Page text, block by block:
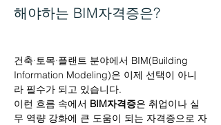
해야하는 BIM자격증은?
건축·토목·플랜트 분야에서 BIM(Building
Information Modeling)은 이제 선택이 아니
라 필수가 되고 있습니다.
이런 흐름 속에서 BIM자격증은 취업이나 실
무 역량 강화에 큰 도움이 되는 자격증으로 자